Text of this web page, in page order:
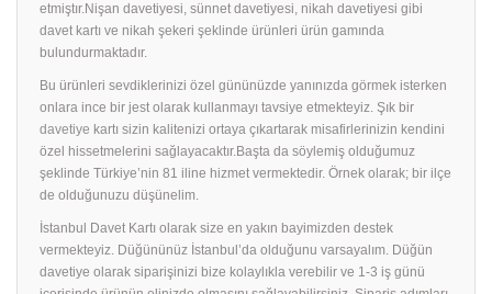
etmiştır.Nişan davetiyesi, sünnet davetiyesi, nikah davetiyesi gibi
davet kartı ve nikah şekeri şeklinde ürünleri ürün gamında
bulundurmaktadır.
Bu ürünleri sevdiklerinizi özel gününüzde yanınızda görmek isterken
onlara ince bir jest olarak kullanmayı tavsiye etmekteyiz. Şık bir
davetiye kartı sizin kalitenizi ortaya çıkartarak misafirlerinizin kendini
özel hissetmelerini sağlayacaktır.Başta da söylemiş olduğumuz
şeklinde Türkiye’nin 81 iline hizmet vermektedir. Örnek olarak; bir ilçe
de olduğunuzu düşünelim.
İstanbul Davet Kartı olarak size en yakın bayimizden destek
vermekteyiz. Düğününüz İstanbul’da olduğunu varsayalım. Düğün
davetiye olarak siparişinizi bize kolaylıkla verebilir ve 1-3 iş günü